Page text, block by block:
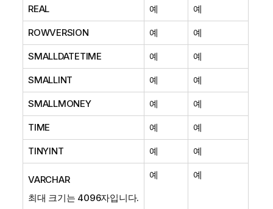
REAL 예 예
ROWVERSION 예 예
SMALLDATETIME 예 예
SMALLINT 예 예
SMALLMONEY 예 예
TIME 예 예
TINYINT 예 예
VARCHAR
최대 크기는 4096자입니다.
예 예